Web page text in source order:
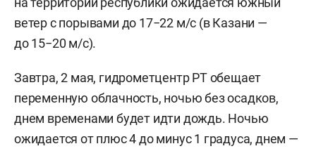
ветер с порывами до 17−22 м/с (в Казани —
до 15−20 м/с).
Завтра, 2 мая, гидрометцентр РТ обещает
переменную облачность, ночью без осадков,
днем временами будет идти дождь. Ночью
ожидается от плюс 4 до минус 1 градуса, днем —